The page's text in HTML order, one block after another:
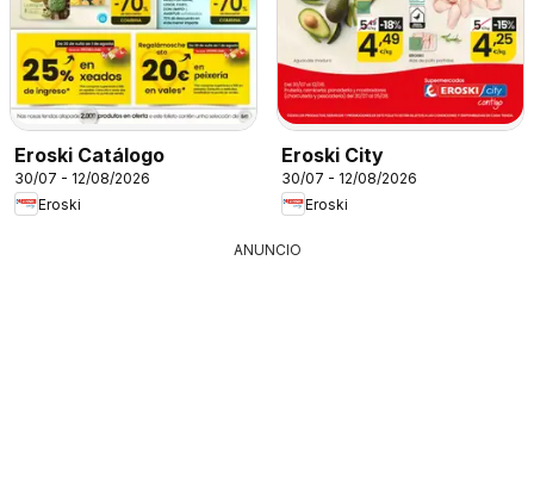
Eroski Catálogo
30/07 - 12/08/2026
Eroski
Eroski City
30/07 - 12/08/2026
Eroski
ANUNCIO